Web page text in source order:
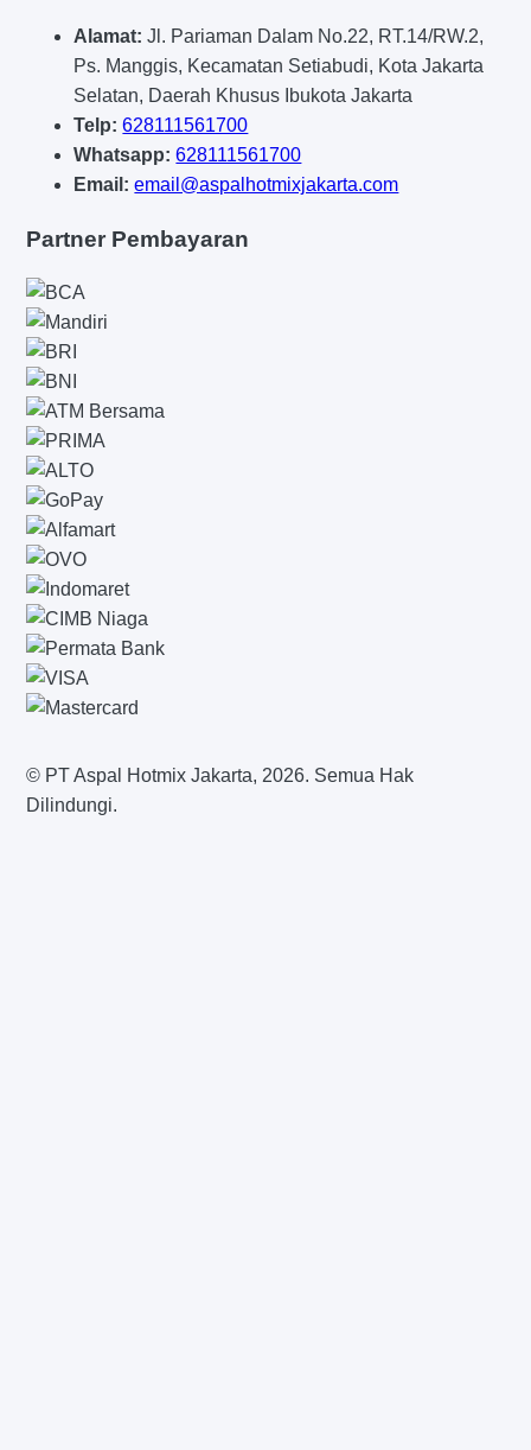
Alamat: Jl. Pariaman Dalam No.22, RT.14/RW.2,
Ps. Manggis, Kecamatan Setiabudi, Kota Jakarta
Selatan, Daerah Khusus Ibukota Jakarta
Telp: 628111561700
Whatsapp: 628111561700
Email: email@aspalhotmixjakarta.com
Partner Pembayaran
© PT Aspal Hotmix Jakarta, 2026. Semua Hak
Dilindungi.